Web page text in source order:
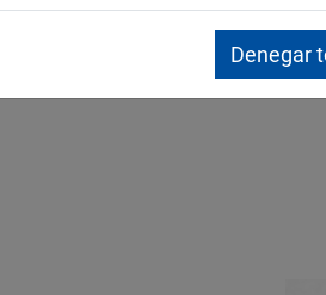
Denegar